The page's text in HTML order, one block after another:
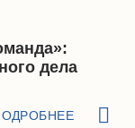
дела